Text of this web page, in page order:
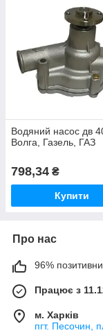
Водяний насос дв
Волга, Газель, ГАЗ
798,34 ₴
Купити
Про нас
96%
Працює з
м. Харків
пгт. Песочин,